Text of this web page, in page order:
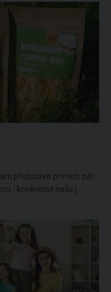
představit prvních pár
- konkrétně naše j...